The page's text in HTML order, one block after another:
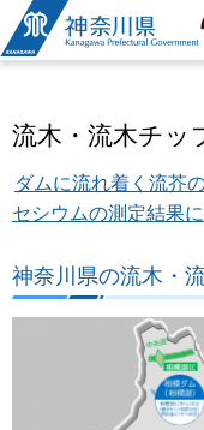
神奈川県
流木・流木チッ
ダムに流れ着く流芥
セシウムの測定結果
神奈川県の流木・